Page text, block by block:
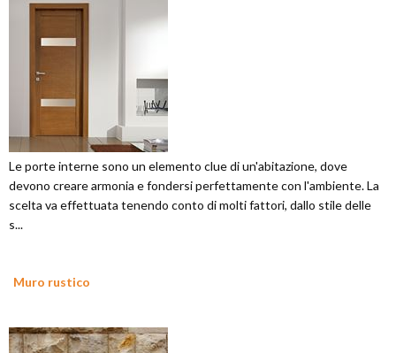
Le porte interne sono un elemento clue di un'abitazione, dove
devono creare armonia e fondersi perfettamente con l'ambiente. La
scelta va effettuata tenendo conto di molti fattori, dallo stile delle
s...
Muro rustico